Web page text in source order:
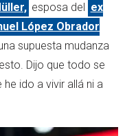
esposa del
ex
López Obrador
supuesta mudanza
Dijo que todo se
ido a vivir allá ni a